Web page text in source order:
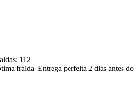
112
fralda. Entrega perfeita 2 dias antes do